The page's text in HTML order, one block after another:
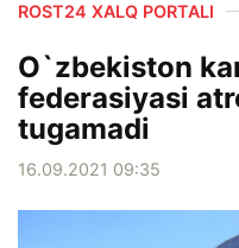
ROST24 XALQ PORTALI
O`zbekiston
federasiyasi
tugamadi
16.09.2021 09:35